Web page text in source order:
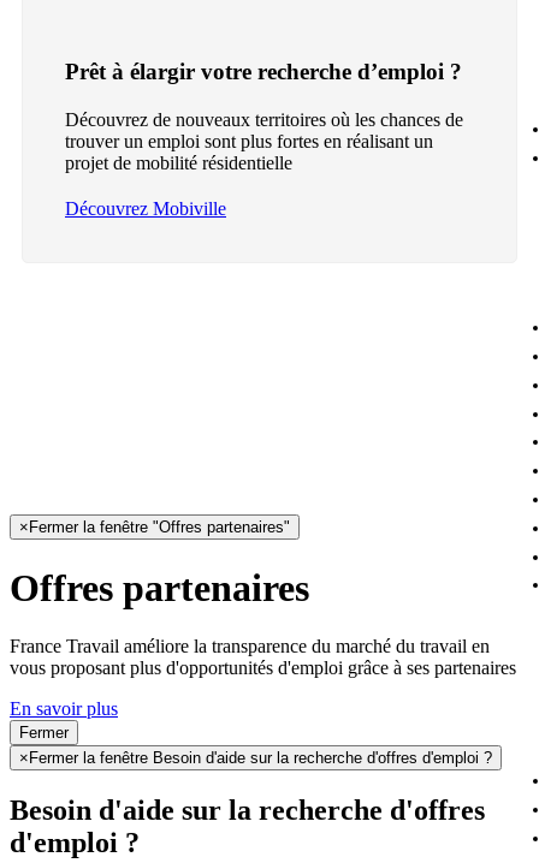
Prêt à élargir votre recherche d’emploi ?
Découvrez de nouveaux territoires où les chances de
trouver un emploi sont plus fortes en réalisant un
projet de mobilité résidentielle
Découvrez Mobiville
× Fermer la fenêtre "Offres partenaires"
Offres partenaires
France Travail améliore la transparence du marché du travail en
vous proposant plus d'opportunités d'emploi grâce à ses partenaires
En savoir plus
Fermer
× Fermer la fenêtre Besoin d'aide sur la recherche d'offres d'emploi ?
Besoin d'aide sur la recherche d'offres
d'emploi ?